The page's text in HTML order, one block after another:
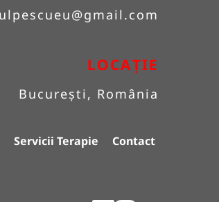
@gmail.com
LOCAȚIE
București, România
Servicii Terapie Contact